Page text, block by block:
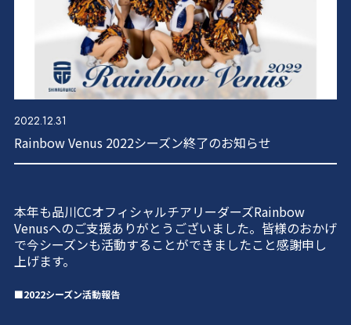
2022.12.31
Rainbow Venus 2022シーズン終了のお知らせ
本年も品川CCオフィシャルチアリーダーズRainbow
Venusへのご支援ありがとうございました。皆様のおかげ
で今シーズンも活動することができましたこと感謝申し
上げます。
■2022シーズン活動報告